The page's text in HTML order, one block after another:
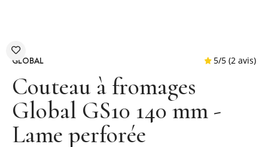
GLOBAL
Couteau à fromages
Global GS10 140 mm -
Lame perforée